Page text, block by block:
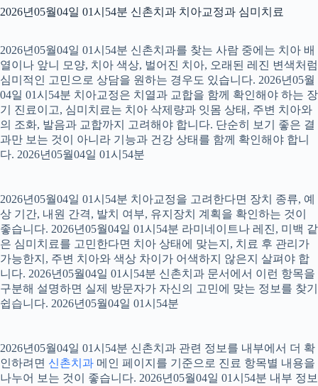
2026년05월04일 01시54분 신촌치과 치아교정과 심미치료
2026년05월04일 01시54분 신촌치과를 찾는 사람 중에는 치아 배
열이나 앞니 모양, 치아 색상, 벌어진 치아, 오래된 레진 변색처럼
심미적인 고민으로 상담을 원하는 경우도 있습니다. 2026년05월
04일 01시54분 치아교정은 치열과 교합을 함께 확인해야 하는 장
기 진료이고, 심미치료는 치아 삭제량과 잇몸 상태, 주변 치아와
의 조화, 발음과 교합까지 고려해야 합니다. 단순히 보기 좋은 결
과만 보는 것이 아니라 기능과 건강 상태를 함께 확인해야 합니
다. 2026년05월04일 01시54분
2026년05월04일 01시54분 치아교정을 고려한다면 장치 종류, 예
상 기간, 내원 간격, 발치 여부, 유지장치 계획을 확인하는 것이
좋습니다. 2026년05월04일 01시54분 라미네이트나 레진, 미백 같
은 심미치료를 고민한다면 치아 상태에 맞는지, 치료 후 관리가
가능한지, 주변 치아와 색상 차이가 어색하지 않은지 살펴야 합
니다. 2026년05월04일 01시54분 신촌치과 문서에서 이런 항목을
구분해 설명하면 실제 방문자가 자신의 고민에 맞는 정보를 찾기
쉽습니다. 2026년05월04일 01시54분
2026년05월04일 01시54분 신촌치과 관련 정보를 내부에서 더 확
인하려면 신촌치과 메인 페이지를 기준으로 진료 항목별 내용을
나누어 보는 것이 좋습니다. 2026년05월04일 01시54분 내부 정보